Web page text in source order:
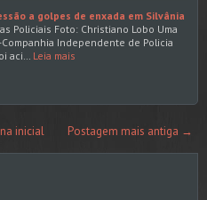
a golpes de enxada em Silvânia
Foto: Christiano Lobo Uma
Companhia Independente de Policia
aci…
Leia mais
Postagem mais antiga →
inicial